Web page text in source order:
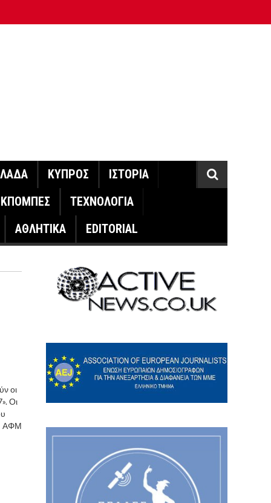
ΚΥΠΡΟΣ
ΙΣΤΟΡΙΑ
ΤΕΧΝΟΛΟΓΙΑ
ΑΘΛΗΤΙΚΑ
EDITORIAL
οι
Οι
ΑΦΜ